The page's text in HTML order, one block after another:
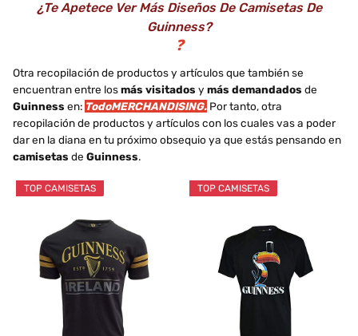
¿Te Apetece Ver Más Diseños De Camisetas De
Guinness?
❓
Otra recopilación de productos y artículos que también se
encuentran entre losmás visitados y más demandados de
Guinness en: TodoMERCHANDISING. Por tanto, otra
recopilación de productos y artículos con los cuales vas a poder
dar en la diana en tu próximo obsequio ya que estás pensando en
camisetas de Guinness.
TOP CAMISETAS TOP CAMISETAS